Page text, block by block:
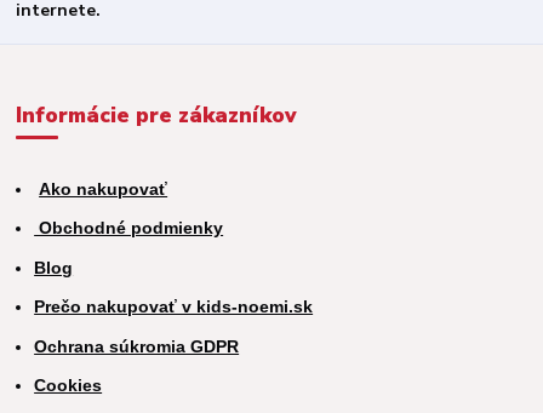
Informácie pre zákazníkov
Ako nakupovať
Obchodné podmienky
Blog
Prečo nakupovať v kids-noemi.sk
Ochrana súkromia GDPR
Cookies